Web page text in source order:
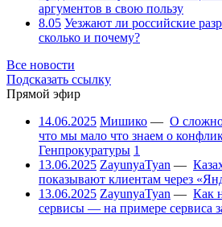
аргументов в свою пользу
8.05 Уезжают ли российские
сколько и почему?
Все новости
Подсказать ссылку
Прямой эфир
14.06.2025 Мишико — О
что мы мало что знаем о
Генпрокуратуры 1
13.06.2025 ZayunyaTyan —
показывают клиентам через
13.06.2025 ZayunyaTyan — Как
сервисы — на примере сервиса